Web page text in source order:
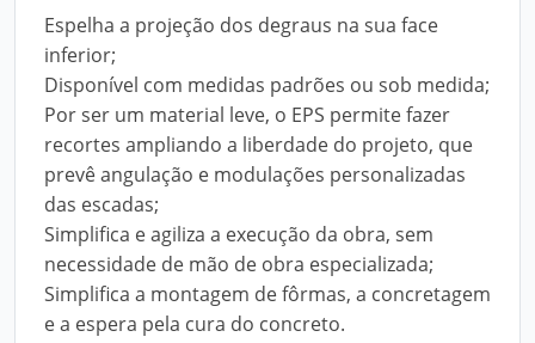
Espelha a projeção dos degraus na sua face
inferior;
Disponível com medidas padrões ou sob medida;
Por ser um material leve, o EPS permite fazer
recortes ampliando a liberdade do projeto, que
prevê angulação e modulações personalizadas
das escadas;
Simplifica e agiliza a execução da obra, sem
necessidade de mão de obra especializada;
Simplifica a montagem de fôrmas, a concretagem
e a espera pela cura do concreto.